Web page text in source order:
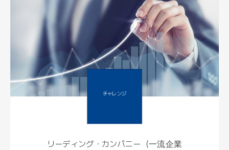
リーディング・カンパニー（一流企業
チャレンジ